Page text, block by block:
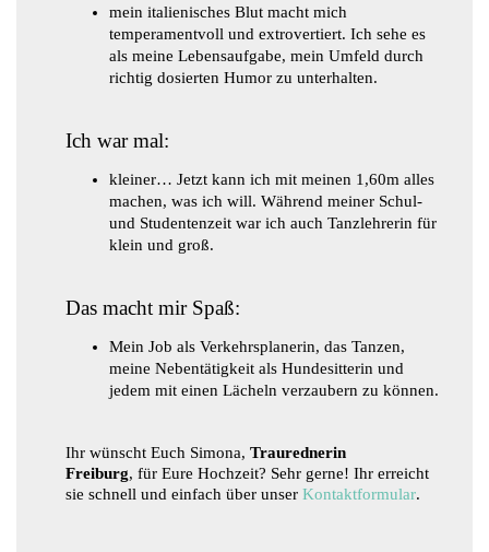
mein italienisches Blut macht mich
temperamentvoll und extrovertiert. Ich sehe es
als meine Lebensaufgabe, mein Umfeld durch
richtig dosierten Humor zu unterhalten.
​Ich war mal:
kleiner… Jetzt kann ich mit meinen 1,60m alles
machen, was ich will. Während meiner Schul-
und Studentenzeit war ich auch Tanzlehrerin für
klein und groß.
Das macht mir Spaß:
Mein Job als Verkehrsplanerin, das Tanzen,
meine Nebentätigkeit als Hundesitterin und
jedem mit einen Lächeln verzaubern zu können.
Ihr wünscht Euch Simona, Traurednerin
Freiburg, für Eure Hochzeit? Sehr gerne! Ihr erreicht
sie schnell und einfach über unser Kontaktformular.